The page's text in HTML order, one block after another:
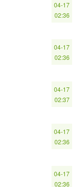
04-17
02:36
04-17
02:36
04-17
02:37
04-17
02:36
04-17
02:36